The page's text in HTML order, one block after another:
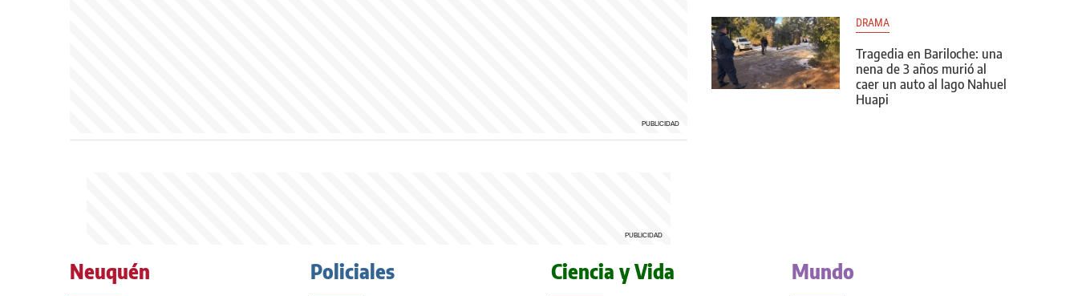
DRAMA
Tragedia en Bariloche: una
nena de 3 años murió al
caer un auto al lago Nahuel
Huapi
Neuquén Policiales Ciencia y Vida Mundo